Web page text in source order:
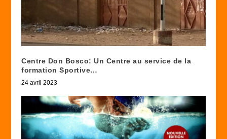
Centre Don Bosco: Un Centre au service de la
formation Sportive…
24 avril 2023